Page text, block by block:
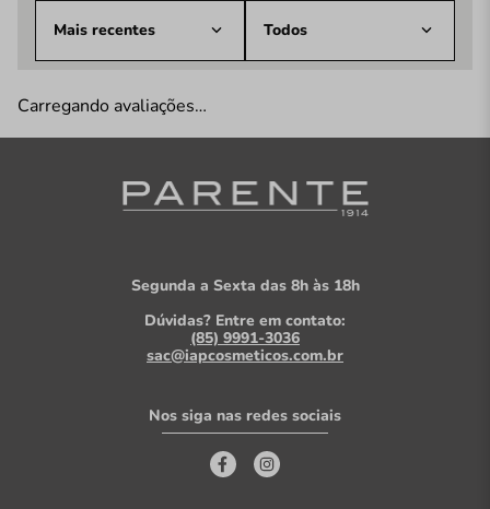
Mais recentes Todos
Carregando avaliações…
Segunda a Sexta das 8h às 18h
Dúvidas? Entre em contato:
(85) 9991-3036
sac@iapcosmeticos.com.br
Nos siga nas redes sociais